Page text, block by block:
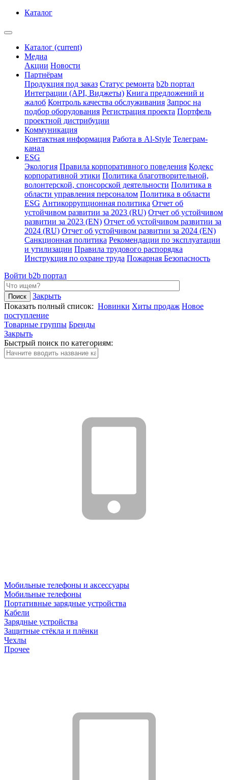
Каталог
Каталог (current)
Медиа
Акции Новости
Партнёрам
Продукция под заказ Статус ремонта b2b портал
Интеграции (API, Виджеты) Книга предложений и
жалоб Контроль качества обслуживания Запрос на
подбор оборудования Регистрация проекта Портфель
проектной дистрибуции
Коммуникация
Контактная информация Работа в Al-Style Телеграм-
канал
ESG
Экология Правила корпоративного поведения Кодекс
корпоративной этики Политика благотворительной,
волонтерской, спонсорской деятельности Политика в
области управления персоналом Политика в области
ESG Антикоррупционная политика Отчет об
устойчивом развитии за 2023 (RU) Отчет об устойчивом
развитии за 2023 (EN) Отчет об устойчивом развитии за
2024 (RU) Отчет об устойчивом развитии за 2024 (EN)
Санкционная политика Рекомендации по эксплуатации
и утилизации Правила трудового распорядка
Инструкция по охране труда Пожарная Безопасность
Войти b2b портал
Закрыть
Показать полный список: Новинки Хиты продаж Новое
поступление
Товарные группы Бренды
Закрыть
Быстрый поиск по категориям:
Мобильные телефоны и аксессуары
Мобильные телефоны
Портативные зарядные устройства
Кабели
Зарядные устройства
Защитные стёкла и плёнки
Чехлы
Прочее